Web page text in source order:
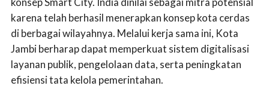
karena telah berhasil menerapkan konsep kota cerdas
di berbagai wilayahnya. Melalui kerja sama ini, Kota
Jambi berharap dapat memperkuat sistem digitalisasi
layanan publik, pengelolaan data, serta peningkatan
efisiensi tata kelola pemerintahan.